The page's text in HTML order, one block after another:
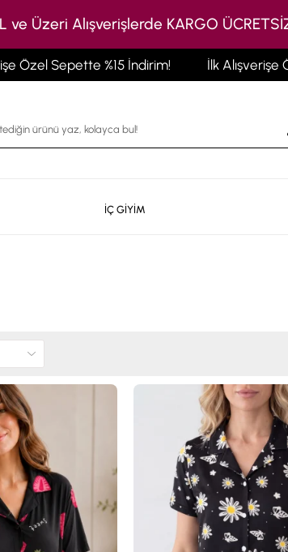
ve Üzeri Alışverişlerde KARGO
%15 İndirim! İlk Alışverişe Özel
İÇ GİYİM